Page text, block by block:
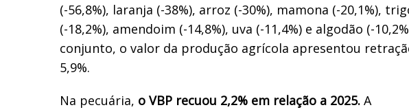
(-56,8%), laranja (-38%), arroz (-30%), mamona (-20,1%),
(-18,2%), amendoim (-14,8%), uva (-11,4%) e algodão (-
conjunto, o valor da produção agrícola apresentou
5,9%.
Na pecuária, o VBP recuou 2,2% em relação a 2025. A